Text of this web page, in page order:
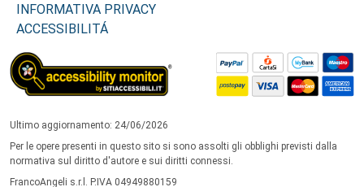
INFORMATIVA PRIVACY
ACCESSIBILITÁ
Ultimo aggiornamento: 24/06/2026
Per le opere presenti in questo sito si sono assolti gli obblighi previsti dalla
normativa sul diritto d'autore e sui diritti connessi.
FrancoAngeli s.r.l. P.IVA 04949880159